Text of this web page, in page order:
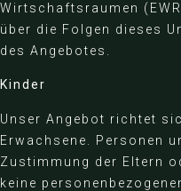
Wirtschaftsraumen
über die Folgen dieses
des Angebotes.
Kinder
Unser Angebot richtet
Erwachsene. Personen
Zustimmung der Eltern
keine